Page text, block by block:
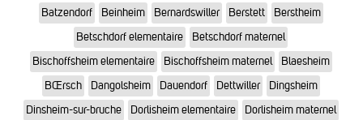
Batzendorf
Beinheim Bernardswiller Berstett
Berstheim
Betschdorf elementaire
Betschdorf maternel
Bischoffsheim elementaire
Bischoffsheim maternel
Blaesheim
BŒrsch
Dangolsheim Dauendorf Dettwiller
Dingsheim
Dinsheim-sur-bruche
Dorlisheim elementaire
Dorlisheim maternel